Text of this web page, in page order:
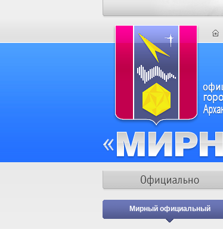
Мирный официальный